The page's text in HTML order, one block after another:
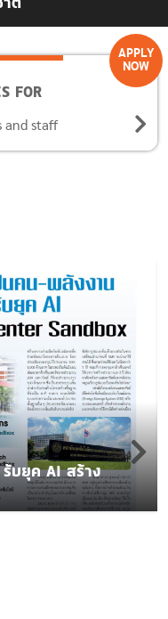
APPLY
NOW
FOR
บยุค AI สร้าง